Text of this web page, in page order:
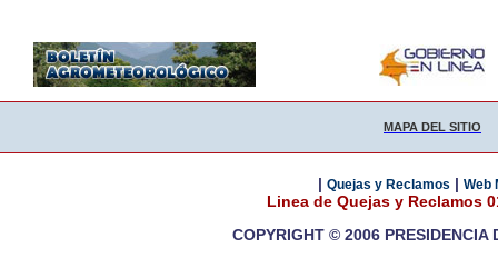
MAPA DEL SITIO
| Quejas y Reclamos | Web
Linea de Quejas y Reclamos
COPYRIGHT © 2006 PRESIDENCIA